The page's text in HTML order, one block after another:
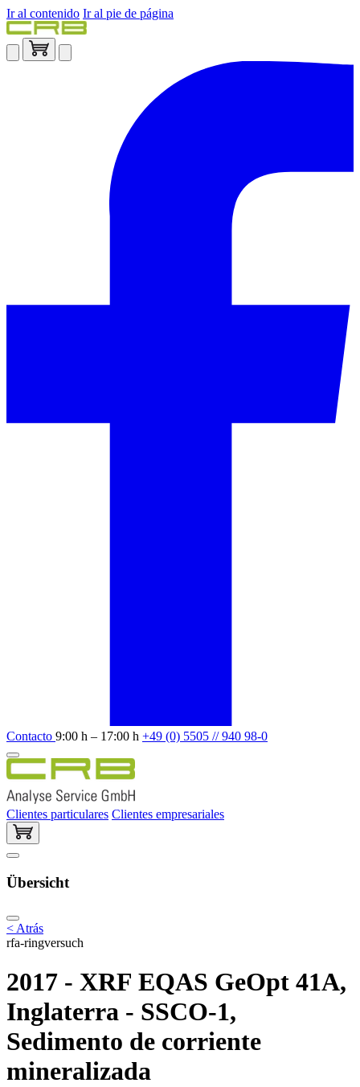
Ir al contenido Ir al pie de página
Contacto 9:00 h – 17:00 h +49 (0) 5505 // 940 98-0
Clientes particulares Clientes empresariales
Übersicht
< Atrás
rfa-ringversuch
2017 - XRF EQAS GeOpt 41A,
Inglaterra - SSCO-1,
Sedimento de corriente
mineralizada